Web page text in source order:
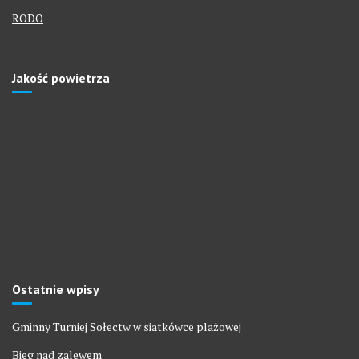
RODO
Jakość powietrza
Ostatnie wpisy
Gminny Turniej Sołectw w siatkówce plażowej
Bieg nad zalewem